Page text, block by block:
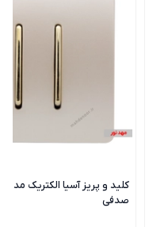
کلید و پریز آسیا الکتریک مدل
صدفی